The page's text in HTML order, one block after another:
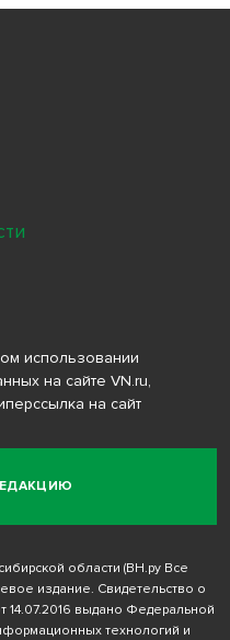
использовании
на сайте VN.ru,
на сайт
области (ВН.ру Все
издание. Свидетельство о
выдано Федеральной
технологий и